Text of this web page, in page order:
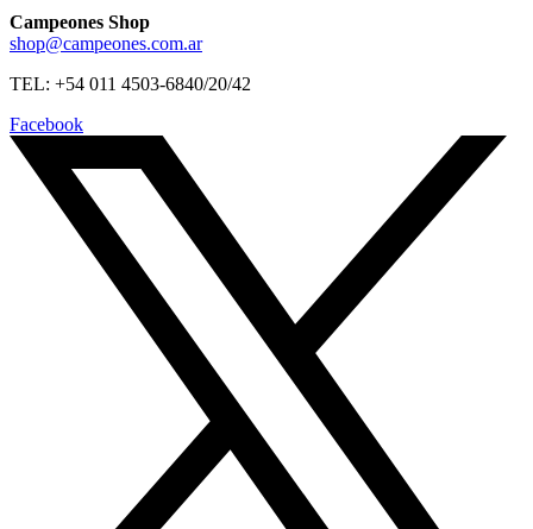
Campeones Shop
shop@campeones.com.ar
TEL: +54 011 4503-6840/20/42
Facebook